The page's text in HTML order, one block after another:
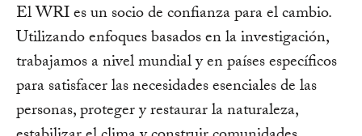
El WRI es un socio de confianza para el cambio.
Utilizando enfoques basados en la investigación,
trabajamos a nivel mundial y en países específicos
para satisfacer las necesidades esenciales de las
personas, proteger y restaurar la naturaleza,